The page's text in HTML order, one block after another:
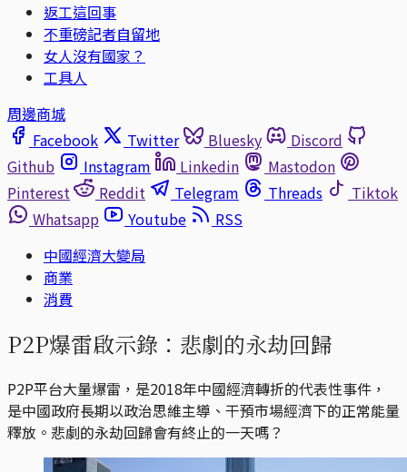
返工這回事
不重磅記者自留地
女人沒有國家？
工具人
周邊商城
Facebook
Twitter Bluesky
Discord
Github
Instagram Linkedin
Mastodon
Pinterest
Reddit Telegram Threads
Tiktok
Whatsapp
Youtube
RSS
中國經濟大變局
商業
消費
P2P爆雷啟示錄：悲劇的永劫回歸
P2P平台大量爆雷，是2018年中國經濟轉折的代表性事件，
是中國政府長期以政治思維主導、干預市場經濟下的正常能量
釋放。悲劇的永劫回歸會有終止的一天嗎？